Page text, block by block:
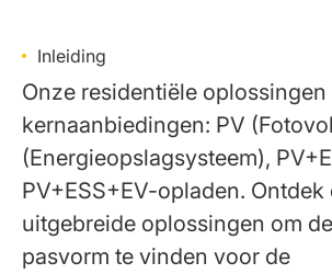
Inleiding
Onze residentiële
kernaanbiedingen: PV
(Energieopslagsysteem),
PV+ESS+EV-opladen. Ontdek
uitgebreide oplossingen om
pasvorm te vinden voor de